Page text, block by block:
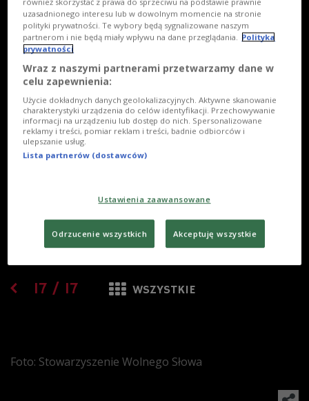
17 / 17 WSZYSTKIE
Foto: Stowarzyszenie Wolnego Słowa
również skorzystać z prawa do sprzeciwu na podstawie prawnie
uzasadnionego interesu lub w dowolnym momencie na stronie
polityki prywatności. Te wybory będą sygnalizowane naszym
partnerom i nie będą miały wpływu na dane przeglądania. Polityka
prywatności
Wraz z naszymi partnerami przetwarzamy dane w
celu zapewnienia:
Użycie dokładnych danych geolokalizacyjnych. Aktywne skanowanie
charakterystyki urządzenia do celów identyfikacji. Przechowywanie
informacji na urządzeniu lub dostęp do nich. Spersonalizowane
reklamy i treści, pomiar reklam i treści, badnie odbiorców i
ulepszanie usług.
Lista partnerów (dostawców)
Ustawienia zaawansowane
Odrzucenie wszystkich Akceptuję wszystkie